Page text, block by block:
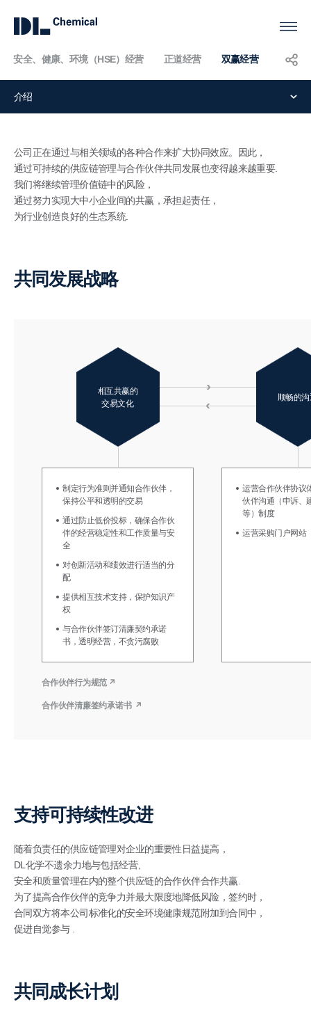
KOR ENG CHN
安全、健康、环境（HSE）经营 正道经营 双赢经营
介绍
赢
经
营
公司正在通过与相关领域的各种合作来扩大协同效应。因此，
通过可持续的供应链管理与合作伙伴共同发展也变得越来越重要.
我们将继续管理价值链中的风险，
通过努力实现大中小企业间的共赢，承担起责任，
为行业创造良好的生态系统.
共同发展战略
相互共赢的
交易文化
制定行为准则并通知合作伙伴，
保持公平和透明的交易
通过防止低价投标，确保合作伙
伴的经营稳定性和工作质量与安
全
对创新活动和绩效进行适当的分
配
提供相互技术支持，保护知识产
权
与合作伙伴签订清廉契约承诺
书，透明经营，不贪污腐败
顺畅的
运营合作伙伴协议
伙伴沟通（申诉、
等）制度
运营采购门户网站
合作伙伴行为规范
合作伙伴清廉签约承诺书
支持可持续性改进
随着负责任的供应链管理对企业的重要性日益提高，
DL化学不遗余力地与包括经营、
安全和质量管理在内的整个供应链的合作伙伴合作共赢.
为了提高合作伙伴的竞争力并最大限度地降低风险，签约时，
合同双方将本公司标准化的安全环境健康规范附加到合同中，
促进自觉参与 .
共同成长计划